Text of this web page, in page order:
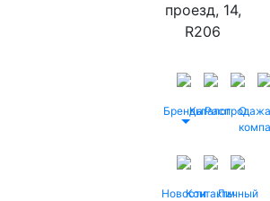
проезд, 14,
R206
БрендыКаталог
Распродажа
О
НовостиКонтактыЛичный